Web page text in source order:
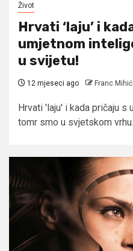
Život
Hrvati ‘laju’ i
umjetnom
u svijetu!
12 mjeseci ago Franc Mihić
Hrvati 'laju' i kada pričaju s
tomr smo u svjetskom